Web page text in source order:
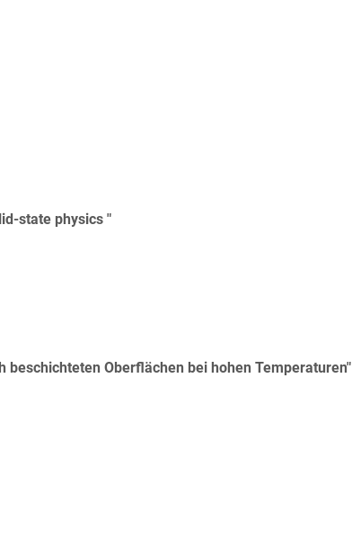
state physics "
Oberflächen bei hohen Temperaturen"